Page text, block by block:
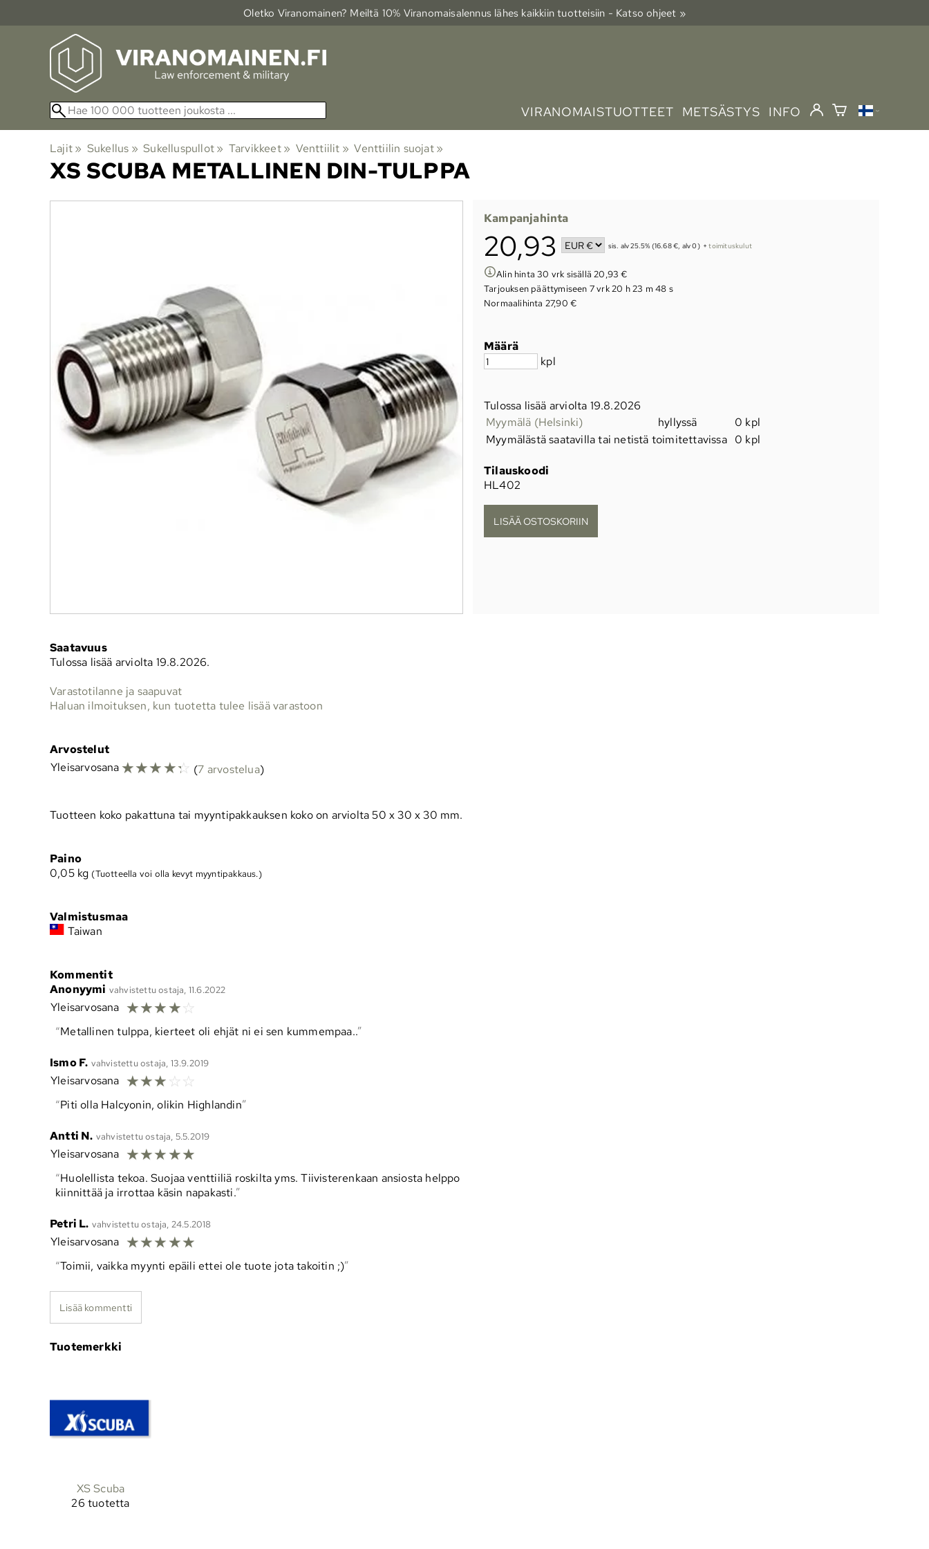
Oletko Viranomainen? Meiltä 10% Viranomais­alennus lähes kaikkiin tuotteisiin - Katso ohjeet »
VIRANOMAISTUOTTEET METSÄSTYS INFO
Lajit‪» Sukellus ‪» Sukelluspullot‪» Tarvikkeet ‪» Venttiilit ‪» Venttiilin suojat ‪»
XS SCUBA METALLINEN DIN-TULPPA
Kampanjahinta
20,93 sis. alv 25.5% (16.68 €, alv 0) +toimituskulut
Alin hinta 30 vrk sisällä 20,93 €
Tarjouksen päättymiseen 7 vrk 20 h 23 m 47 s
Normaalihinta 27,90 €
Määrä
kpl
Tulossa lisää arviolta 19.8.2026
Myymälä (Helsinki)
hyllyssä
0 kpl
Myymälästä saatavilla tai netistä toimitettavissa 0 kpl
Tilauskoodi
HL402
Saatavuus
Tulossa lisää arviolta 19.8.2026.
Varastotilanne ja saapuvat
Haluan ilmoituksen, kun tuotetta tulee lisää varastoon
Arvostelut
Yleisarvosana ☆☆☆☆☆ (7 arvostelua)
Tuotteen koko pakattuna tai myyntipakkauksen koko on arviolta 50 x 30 x 30 mm.
Paino
0,05 kg (Tuotteella voi olla kevyt myyntipakkaus.)
Valmistusmaa
Taiwan
Kommentit
Anonyymi vahvistettu ostaja, 11.6.2022
Yleisarvosana ☆☆☆☆☆
Metallinen tulppa, kierteet oli ehjät ni ei sen kummempaa..
Ismo F. vahvistettu ostaja, 13.9.2019
Yleisarvosana ☆☆☆☆ ☆
Piti olla Halcyonin, olikin Highlandin
Antti N. vahvistettu ostaja, 5.5.2019
Yleisarvosana ☆☆☆☆☆
Huolellista tekoa. Suojaa venttiiliä roskilta yms. Tiivisterenkaan ansiosta helppo
kiinnittää ja irrottaa käsin napakasti.
Petri L. vahvistettu ostaja, 24.5.2018
Yleisarvosana ☆☆☆☆☆
Toimii, vaikka myynti epäili ettei ole tuote jota takoitin ;)
Lisää kommentti
Tuotemerkki
XS Scuba
26 tuotetta